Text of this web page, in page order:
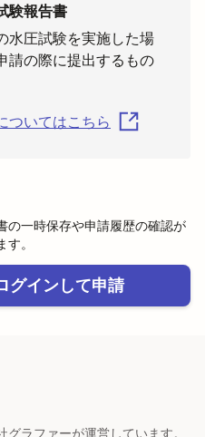
験報告書
水圧試験を実施した場
請の際に提出するもの
ついてはこちら
の一時保存や申請履歴の確認が
す。
グインして申請
ラファーが運営しています。